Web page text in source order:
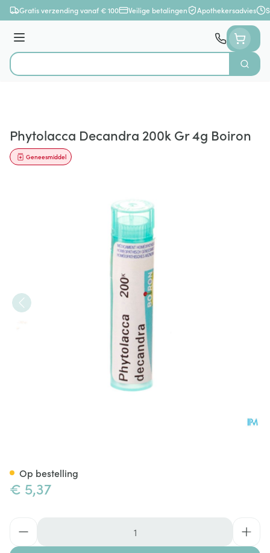
Ga naar de inhoud
Gratis verzending vanaf € 100 Veilige betalingen Apothekersadvies
Menu
Product, merk, categorie...
Zoek
Phytolacca Decandra 200k Gr 4g Boiron
Geneesmiddel
€ 5,37
Op bestelling